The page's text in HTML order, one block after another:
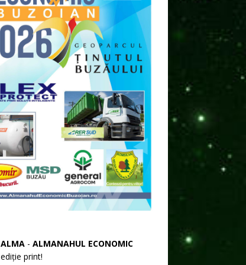
ALMA - ALMANAHUL ECONOMIC
ediție print!